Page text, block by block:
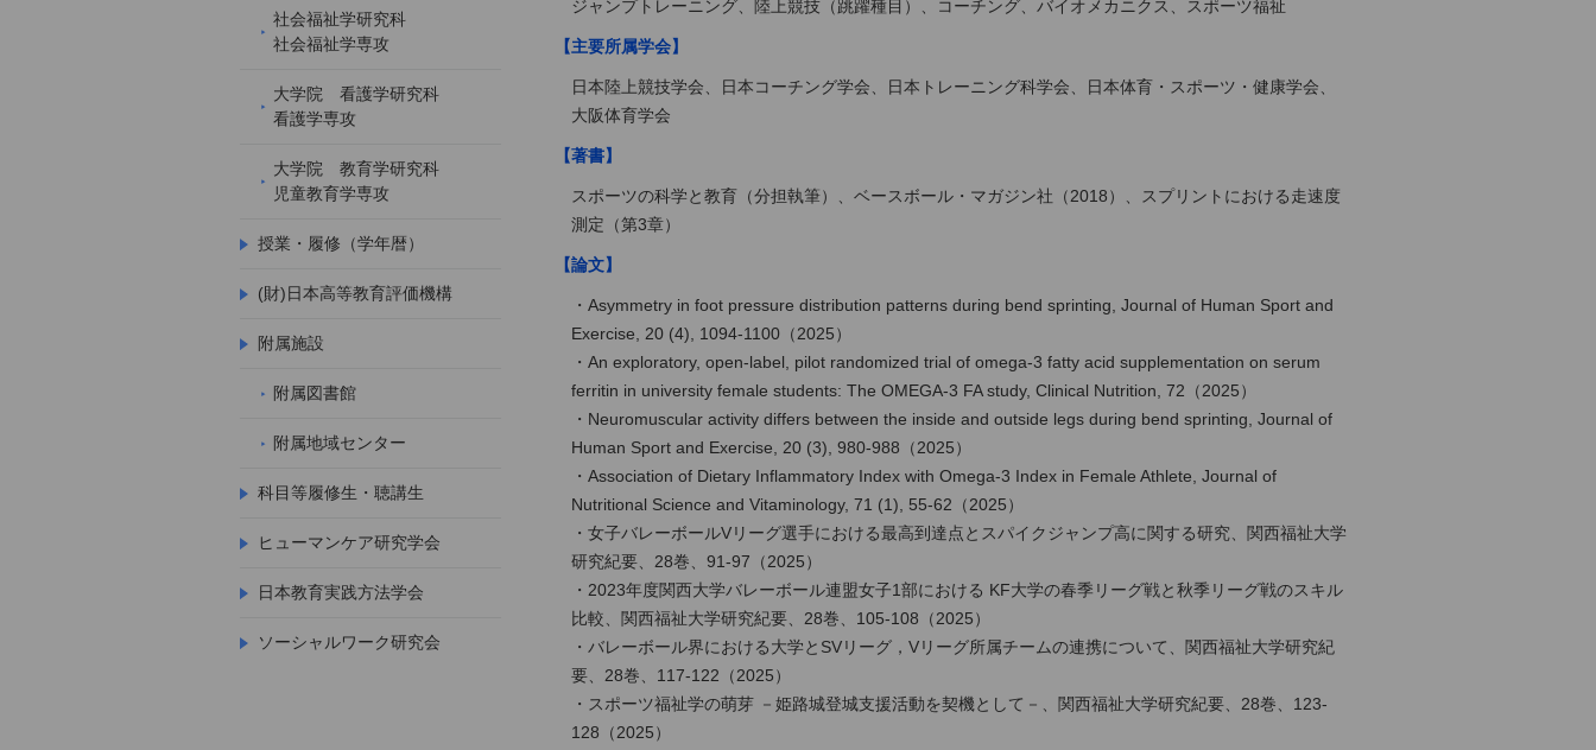
ジャンプトレーニング、陸上競技（跳躍種目）、コーチング、バイオメカニクス、スポーツ福祉
【主要所属学会】
日本陸上競技学会、日本コーチング学会、日本トレーニング科学会、日本体育・スポーツ・健康学会、
大阪体育学会
【著書】
スポーツの科学と教育（分担執筆）、ベースボール・マガジン社（2018）、スプリントにおける走速度
測定（第3章）
【論文】
・Asymmetry in foot pressure distribution patterns during bend sprinting, Journal of Human Sport and
Exercise, 20 (4), 1094-1100（2025）
・An exploratory, open-label, pilot randomized trial of omega-3 fatty acid supplementation on serum
ferritin in university female students: The OMEGA-3 FA study, Clinical Nutrition, 72（2025）
・Neuromuscular activity differs between the inside and outside legs during bend sprinting, Journal of
Human Sport and Exercise, 20 (3), 980-988（2025）
・Association of Dietary Inflammatory Index with Omega-3 Index in Female Athlete, Journal of
Nutritional Science and Vitaminology, 71 (1), 55-62（2025）
・女子バレーボールVリーグ選手における最高到達点とスパイクジャンプ高に関する研究、関西福祉大学
研究紀要、28巻、91-97（2025）
・2023年度関西大学バレーボール連盟女子1部における KF大学の春季リーグ戦と秋季リーグ戦のスキル
比較、関西福祉大学研究紀要、28巻、105-108（2025）
・バレーボール界における大学とSVリーグ，Vリーグ所属チームの連携について、関西福祉大学研究紀
要、28巻、117-122（2025）
・スポーツ福祉学の萌芽 －姫路城登城支援活動を契機として－、関西福祉大学研究紀要、28巻、123-
128（2025）
社会福祉学研究科
社会福祉学専攻
大学院 看護学研究科
看護学専攻
大学院 教育学研究科
児童教育学専攻
授業・履修（学年暦）
(財)日本高等教育評価機構
附属施設
附属図書館
附属地域センター
科目等履修生・聴講生
ヒューマンケア研究学会
日本教育実践方法学会
ソーシャルワーク研究会